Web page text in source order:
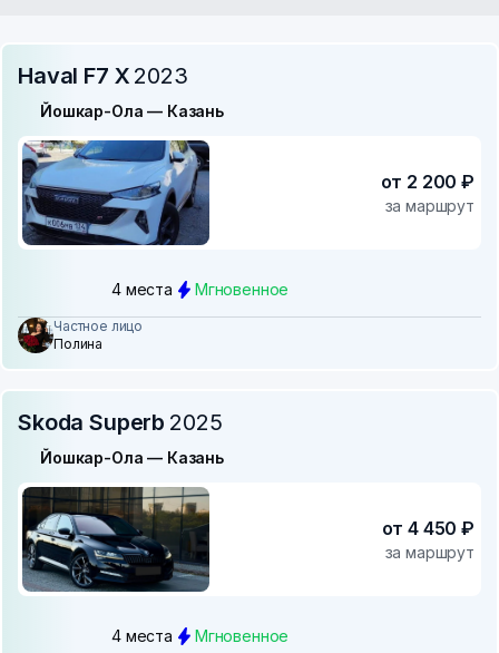
Haval F7 X 2023
Йошкар-Ола — Казань
за маршрут
от 2 200 ₽
4 места Мгновенное
Частное лицо
Полина
Skoda Superb 2025
Йошкар-Ола — Казань
за маршрут
от 4 450 ₽
4 места Мгновенное